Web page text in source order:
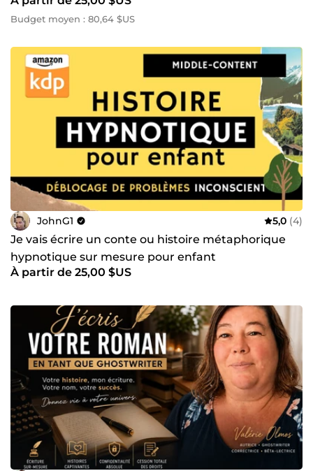
Budget moyen : 80,64 $US
JohnG1 5,0 (4)
Je vais écrire un conte ou histoire métaphorique
hypnotique sur mesure pour enfant
À partir de 25,00 $US